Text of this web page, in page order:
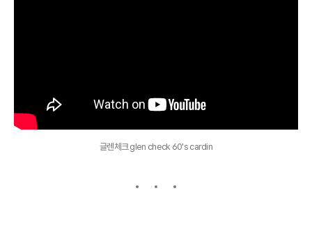
글렌체크 glen check 60's cardin